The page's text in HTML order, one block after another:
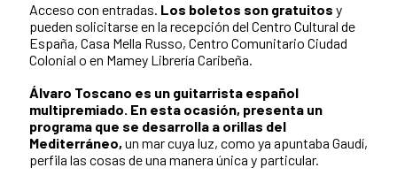
Acceso con entradas. Los boletos son gratuitos y
pueden solicitarse en la recepción del Centro Cultural de
España, Casa Mella Russo, Centro Comunitario Ciudad
Colonial o en Mamey Librería Caribeña.
Álvaro Toscano es un guitarrista español
multipremiado. En esta ocasión, presenta un
programa que se desarrolla a orillas del
Mediterráneo, un mar cuya luz, como ya apuntaba Gaudí,
perfila las cosas de una manera única y particular.